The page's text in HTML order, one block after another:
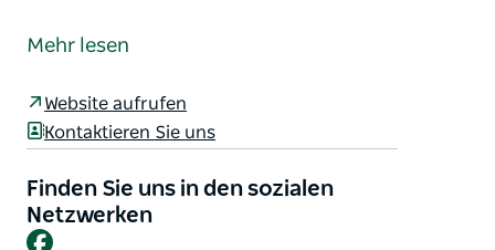
wöchentliches Fünf-Kilometer-Community-Event,
mitmachen oder zuschauen – es liegt an Ihnen.
Kommen Sie vorbei und machen Sie mit, egal in
Trinken Sie anschließend mit anderen Teilnehmern
einen Kaffee in einem örtlichen Café.
Mehr lesen
Website aufrufen
Kontaktieren Sie uns
Finden Sie uns in den sozialen
Netzwerken
Facebook